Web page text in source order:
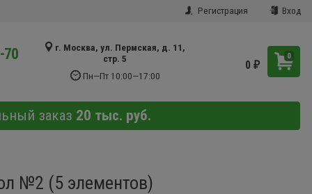
Регистрация Вход
70
г. Москва, ул. Пермская, д. 11,
стр. 5
Пн—Пт 10:00—17:00
0
0₽
заказ 20 тыс. руб.
№2 (5 элементов)